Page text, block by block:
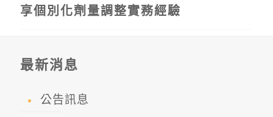
享個別化劑量調整實務經驗
最新消息
公告訊息